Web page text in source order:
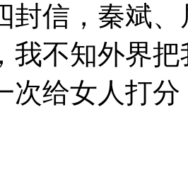
封信，秦斌
我不知外界
次给女人打